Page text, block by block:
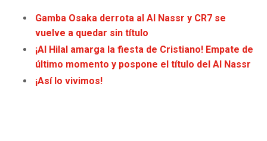
COWBOYS
GIANTS
CLIPPERS
LAKERS
Gamba Osaka derrota al Al Nassr y CR7 se
vuelve a quedar sin título
¡Al Hilal amarga la fiesta de Cristiano! Empate de
último momento y pospone el título del Al Nassr
¡Así lo vivimos!